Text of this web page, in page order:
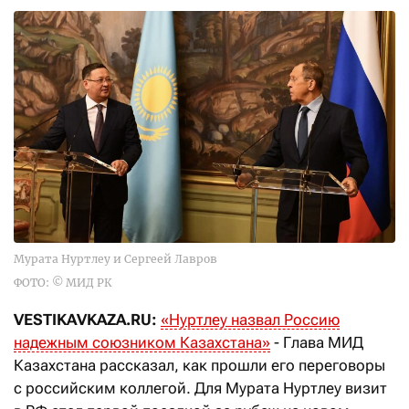
Мурата Нуртлеу и Сергеей Лавров
ФОТО: © МИД РК
VESTIKAVKAZA.RU: «Нуртлеу назвал Россию
надежным союзником Казахстана» - Глава МИД
Казахстана рассказал, как прошли его переговоры
с российским коллегой. Для Мурата Нуртлеу визит